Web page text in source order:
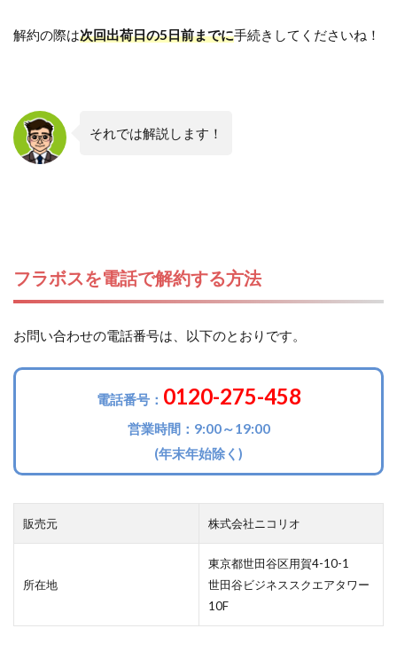
解約の際は次回出荷日の5日前までに手続きしてくださいね！
それでは解説します！
フラボスを電話で解約する方法
お問い合わせの電話番号は、以下のとおりです。
電話番号： 0120-275-458
営業時間：9:00～19:00
(年末年始除く)
販売元 株式会社ニコリオ
所在地
東京都世田谷区用賀4-10-1
世田谷ビジネススクエアタワー
10F